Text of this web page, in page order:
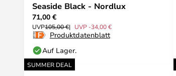
Seaside Black - Nordlux
71,00 €
UVP105,00 € UVP -34,00 €
Produktdatenblatt
Auf Lager.
SUMMER DEAL